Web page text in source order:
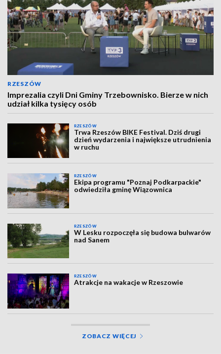
RZESZÓW
Imprezalia czyli Dni Gminy Trzebownisko. Bierze w nich
udział kilka tysięcy osób
RZESZÓW
Trwa Rzeszów BIKE Festival. Dziś drugi
dzień wydarzenia i największe utrudnienia
w ruchu
RZESZÓW
Ekipa programu "Poznaj Podkarpackie"
odwiedziła gminę Wiązownica
RZESZÓW
W Lesku rozpoczęła się budowa bulwarów
nad Sanem
RZESZÓW
Atrakcje na wakacje w Rzeszowie
ZOBACZ WIĘCEJ